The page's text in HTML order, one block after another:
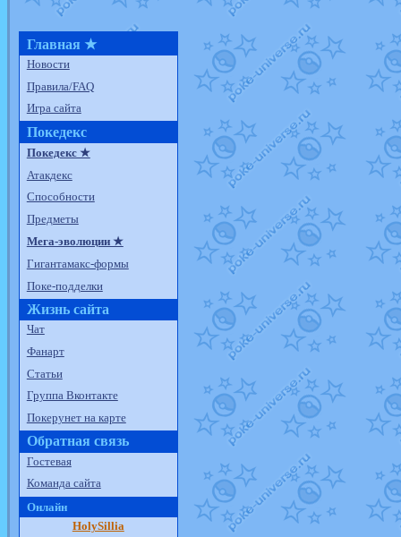
Главная ★
Новости
Правила/FAQ
Игра сайта
Покедекс
Покедекс ★
Атакдекс
Способности
Предметы
Мега-эволюции ★
Гигантамакс-формы
Поке-подделки
Жизнь сайта
Чат
Фанарт
Статьи
Группа Вконтакте
Покерунет на карте
Обратная связь
Гостевая
Команда сайта
Онлайн
HolySillia